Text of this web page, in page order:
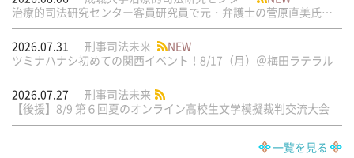
治療的司法研究センター客員研究員で元・弁護士の菅原直美氏の論文が公刊されました
2026.07.31 刑事司法未来
NEW
ツミナハナシ初めての関西イベント！8/17（月）＠梅田ラテラル
2026.07.27
刑事司法未来
【後援】8/9 第６回夏のオンライン高校生文学模擬裁判交流大会
一覧を見る